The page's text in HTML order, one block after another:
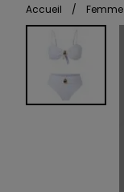
Accueil / Femme